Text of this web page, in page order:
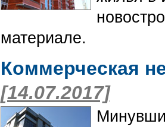
материале.
Коммерческая
[14.07.2017]